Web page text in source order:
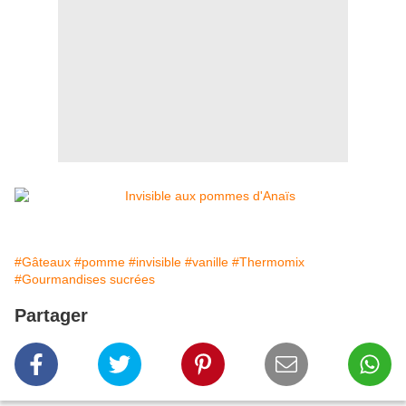
#Gâteaux #pomme #invisible #vanille #Thermomix
#Gourmandises sucrées
Partager